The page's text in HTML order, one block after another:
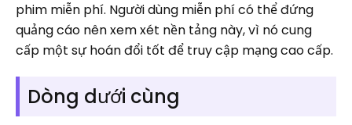
phim miễn phí. Người dùng miễn phí có thể đứng
quảng cáo nên xem xét nền tảng này, vì nó cung
cấp một sự hoán đổi tốt để truy cập mạng cao cấp.
Dòng dưới cùng